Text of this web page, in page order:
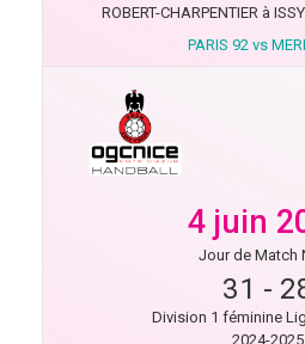
ROBERT-CHARPENTIER à
PARIS 92 vs
4 juin
Jour de Match
31 -
Division 1 féminine
2024-2025